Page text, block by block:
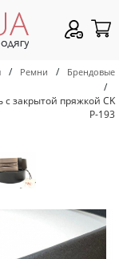
/ Ремни / Брендовые
/
закрытой пряжкой CK
Р-193